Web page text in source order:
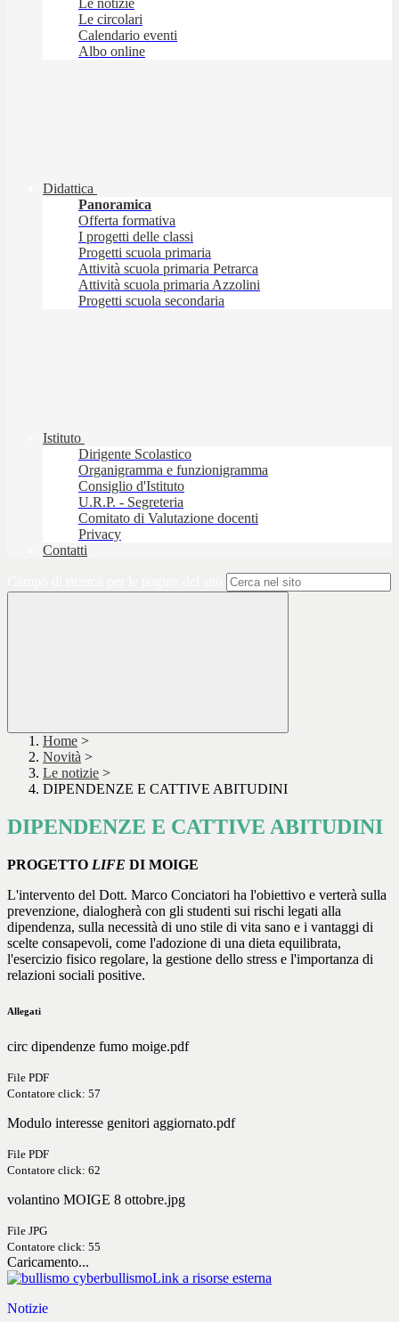
Le notizie
Le circolari
Calendario eventi
Albo online
Didattica
Panoramica
Offerta formativa
I progetti delle classi
Progetti scuola primaria
Attività scuola primaria Petrarca
Attività scuola primaria Azzolini
Progetti scuola secondaria
Istituto
Dirigente Scolastico
Organigramma e funzionigramma
Consiglio d'Istituto
U.R.P. - Segreteria
Comitato di Valutazione docenti
Privacy
Contatti
Home >
Novità >
Le notizie >
DIPENDENZE E CATTIVE ABITUDINI
DIPENDENZE E CATTIVE ABITUDINI
PROGETTO LIFE DI MOIGE
L'intervento del Dott. Marco Conciatori ha l'obiettivo e verterà sulla
prevenzione, dialogherà con gli studenti sui rischi legati alla
dipendenza, sulla necessità di uno stile di vita sano e i vantaggi di
scelte consapevoli, come l'adozione di una dieta equilibrata,
l'esercizio fisico regolare, la gestione dello stress e l'importanza di
relazioni sociali positive.
Allegati
circ dipendenze fumo moige.pdf
File PDF
Contatore click: 57
Modulo interesse genitori aggiornato.pdf
File PDF
Contatore click: 62
volantino MOIGE 8 ottobre.jpg
File JPG
Contatore click: 55
Caricamento...
Link a risorse esterna
Notizie